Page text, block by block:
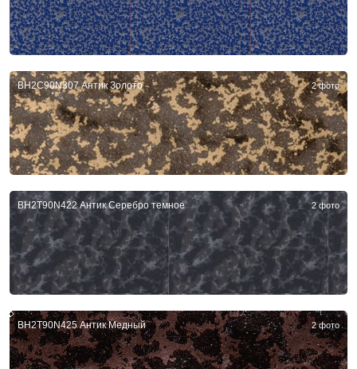
BH2C90N307 Антик Золото 2 фото
BH2T90N422 Антик Серебро темное 2 фото
BH2T90N425 Антик Медный 2 фото